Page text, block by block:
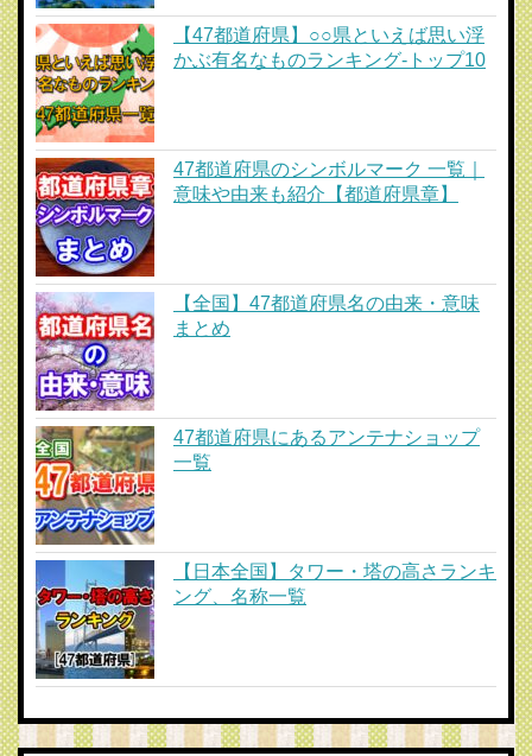
【47都道府県】○○県といえば思い浮
かぶ有名なものランキング-トップ10
47都道府県のシンボルマーク 一覧｜
意味や由来も紹介【都道府県章】
【全国】47都道府県名の由来・意味
まとめ
47都道府県にあるアンテナショップ
一覧
【日本全国】タワー・塔の高さランキ
ング、名称一覧